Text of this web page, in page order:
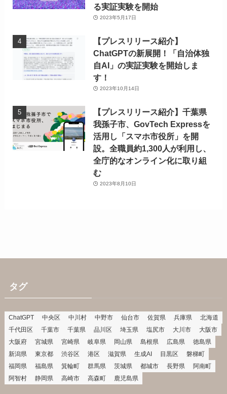
る実証実験を開始
2023年5月17日
【プレスリリース紹介】
ChatGPTの新展開！「自治体独
自AI」の実証実験を開始しま
す！
2023年10月14日
【プレスリリース紹介】千葉県
我孫子市、GovTech Expressを
活用し「スマホ市役所」を開
設。全職員約1,300人が利用し、
全庁的なオンライン化に取り組
む
2023年8月10日
タグ
ChatGPT 中央区 中川村 中野市 仙台市 佐賀県 兵庫県
北海道
千代田区
千葉市 千葉県 品川区 埼玉県 塩尻市 大川市
大阪市
大阪府
宮城県 宮崎県 岐阜県 岡山県 島根県 広島県
徳島県
新潟県
東京都 渋谷区 港区 滋賀県 生成AI 目黒区
磐梯町
福岡県
福島県 箕輪町 群馬県 茨城県 都城市 長野県
阿南町
阿智村
静岡県 高崎市 高森町 鹿児島県